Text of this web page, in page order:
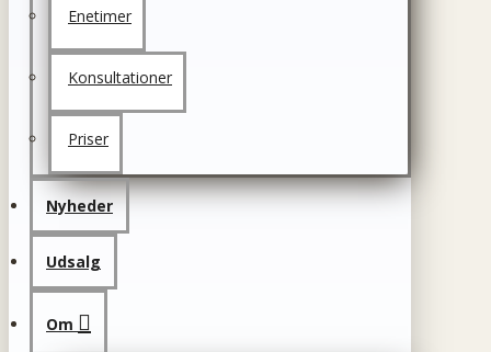
Enetimer
Konsultationer
Priser
Nyheder
Udsalg
Om